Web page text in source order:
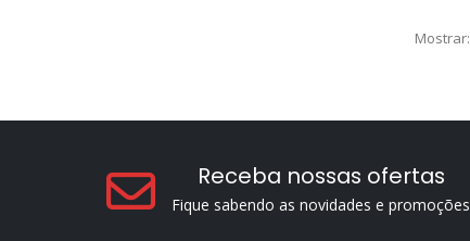
Mostrar:
Receba nossas ofertas
Fique sabendo as novidades e promoções